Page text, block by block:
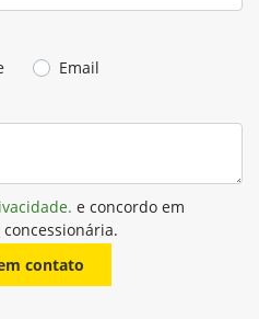
Email
e concordo em
contato